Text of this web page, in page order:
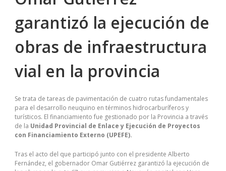
garantizó la ejecución de
obras de infraestructura
vial en la provincia
Se trata de tareas de pavimentación de cuatro rutas fundamentales
para el desarrollo neuquino en términos hidrocarburíferos y
turísticos. El financiamiento fue gestionado por la Provincia a través
de la Unidad Provincial de Enlace y Ejecución de Proyectos
con Financiamiento Externo (UPEFE).
Tras el acto del que participó junto con el presidente Alberto
Fernández, el gobernador Omar Gutiérrez garantizó la ejecución de